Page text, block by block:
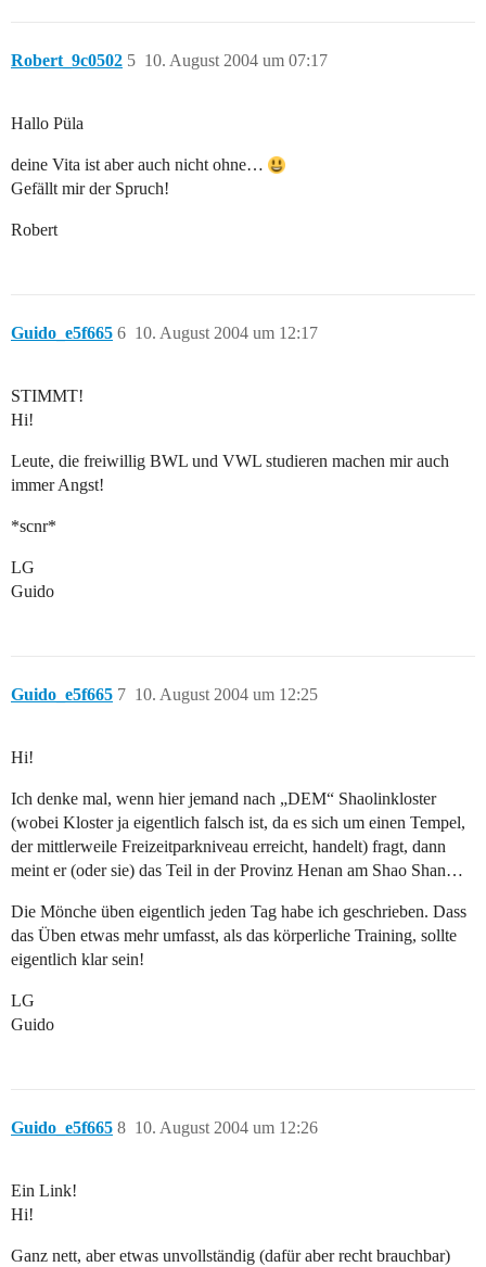
Robert_9c0502 10. August 2004 um 07:17
5
Hallo Püla
deine Vita ist aber auch nicht ohne…
Gefällt mir der Spruch!
Robert
Guido_e5f665 10. August 2004 um 12:17
6
STIMMT!
Hi!
Leute, die freiwillig BWL und VWL studieren machen mir auch
immer Angst!
*scnr*
LG
Guido
Guido_e5f665 10. August 2004 um 12:25
7
Hi!
Ich denke mal, wenn hier jemand nach „DEM“ Shaolinkloster
(wobei Kloster ja eigentlich falsch ist, da es sich um einen Tempel,
der mittlerweile Freizeitparkniveau erreicht, handelt) fragt, dann
meint er (oder sie) das Teil in der Provinz Henan am Shao Shan…
Die Mönche üben eigentlich jeden Tag habe ich geschrieben. Dass
das Üben etwas mehr umfasst, als das körperliche Training, sollte
eigentlich klar sein!
LG
Guido
Guido_e5f665 10. August 2004 um 12:26
8
Ein Link!
Hi!
Ganz nett, aber etwas unvollständig (dafür aber recht brauchbar)